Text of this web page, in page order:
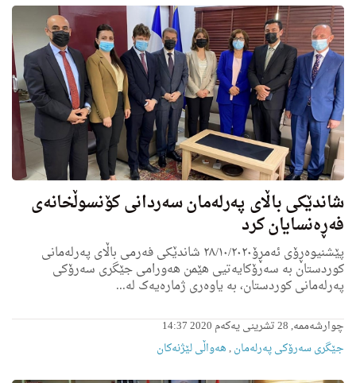
شاندێکی باڵای پەرلەمان سەردانی کۆنسوڵخانەی
فەڕەنسایان کرد
پێشنیوەڕۆی ئەمڕۆ٢٨/١٠/٢٠٢٠ شاندێکی فەرمی باڵای پەرلەمانی
کوردستان بە سەرۆکایەتیی هێمن هەورامی جێگری سەرۆکی
پەرلەمانی کوردستان، بە یاوەری ژمارەیەک لە...
چوارشەممە, 28 تشرینی یەکەم 2020 14:37
جێگری سەرۆکی پەرلەمان,هه‌واڵى لێژنه‌كان